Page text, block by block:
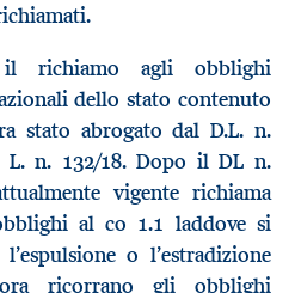
richiamo agli obblighi
dello stato contenuto
stato abrogato dal D.L. n.
L. n. 132/18. Dopo il DL n.
vigente richiama
al co 1.1 laddove si
o l’estradizione
ricorrano gli obblighi